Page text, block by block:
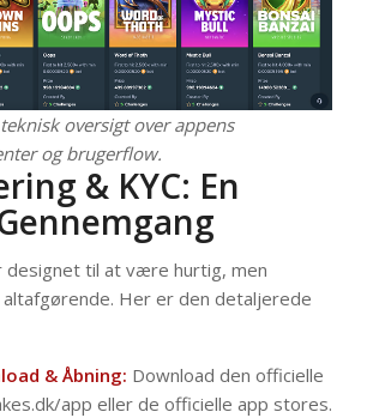
oversigt over appens
og brugerflow.
& KYC: En
designet til at være hurtig, men
altafgørende. Her er den detaljerede
& Åbning: Download den officielle
app eller de officielle app stores.